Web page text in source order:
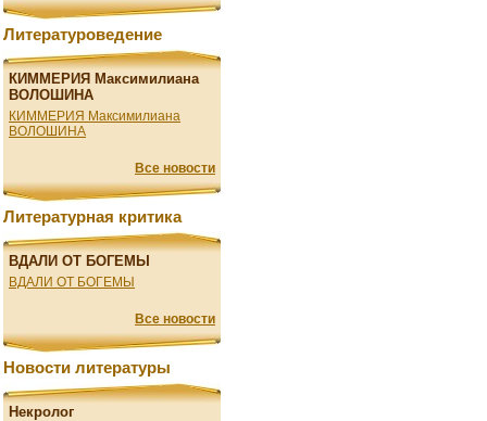
Литературоведение
КИММЕРИЯ Максимилиана
ВОЛОШИНА
КИММЕРИЯ Максимилиана
ВОЛОШИНА
Все новости
Литературная критика
ВДАЛИ ОТ БОГЕМЫ
ВДАЛИ ОТ БОГЕМЫ
Все новости
Новости литературы
Некролог